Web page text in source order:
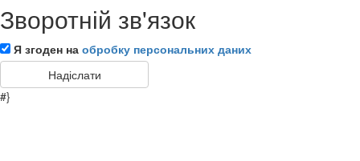
Зворотній зв'язок
Я згоден на обробку персональних даних
#}